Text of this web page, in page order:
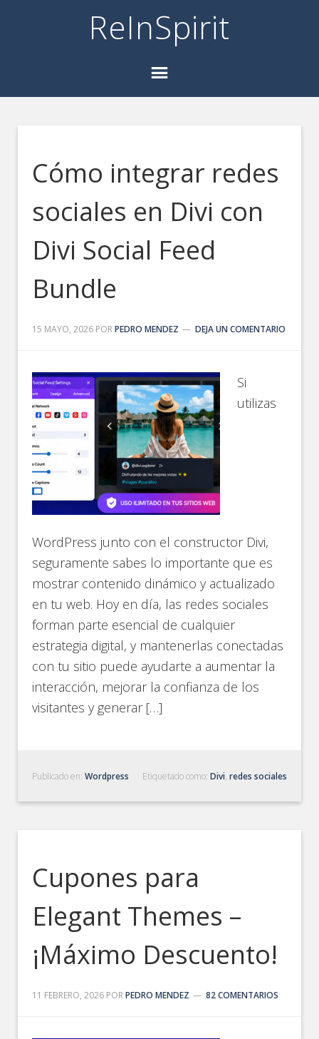
ReInSpirit
Cómo integrar redes
sociales en Divi con
Divi Social Feed
Bundle
15 MAYO, 2026 PORPEDRO MENDEZ DEJA UN COMENTARIO
Si
utilizas
WordPress junto con el constructor Divi,
seguramente sabes lo importante que es
mostrar contenido dinámico y actualizado
en tu web. Hoy en día, las redes sociales
forman parte esencial de cualquier
estrategia digital, y mantenerlas conectadas
con tu sitio puede ayudarte a aumentar la
interacción, mejorar la confianza de los
visitantes y generar […]
Publicado en:Wordpress Etiquetado como: Divi, redes sociales
Cupones para
Elegant Themes –
¡Máximo Descuento!
11 FEBRERO, 2026 PORPEDRO MENDEZ 82 COMENTARIOS